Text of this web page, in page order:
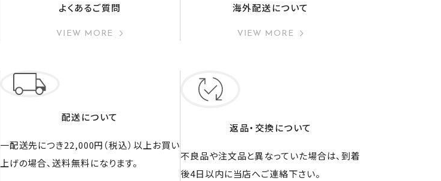
よくあるご質問
VIEW MORE
海外配送について
VIEW MORE
配送について
一配送先につき22,000円（税込）以上お買い
上げの場合、送料無料になります。
返品・交換について
不良品や注文品と異なっていた場合は、到着
後4日以内に当店へご連絡下さい。